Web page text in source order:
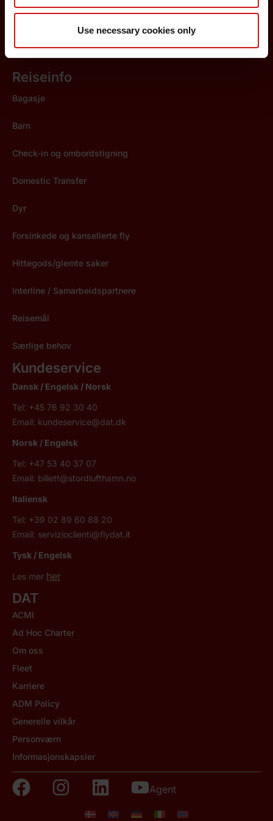
Use necessary cookies only
Reiseinfo
Bagasje
Barn
Check-in og ombordstigning
Domestic Transfer
Dyr
Forsinkede og kansellerte fly
Hittegods/glemte saker
Interline / Samarbeidspartnere
Reisemål
Særlige behov
Kundeservice
Dansk / Engelsk / Norsk
Tel: +45 76 92 30 40
Email: kundeservice@dat.dk
Norsk / Engelsk
Tel: +47 53 40 37 07
Email: billett@stordlufthamn.no
Italiensk
Tel: +39 02 89 60 88 20
Email: servizioclienti@flydat.it
Tysk / Engelsk
Les mer her
DAT
ACMI
Ad Hoc Charter
Om oss
Fleet
Karriere
ADM Policy
Generelle vilkår
Personværn
Informasjonskapsler
Agent